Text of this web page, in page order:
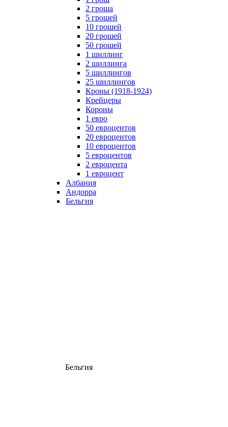
2 гроша
5 грошей
10 грошей
20 грошей
50 грошей
1 шиллинг
2 шиллинга
5 шиллингов
25 шиллингов
Кроны (1918-1924)
Крейцеры
Короны
1 евро
50 евроцентов
20 евроцентов
10 евроцентов
5 евроцентов
2 евроцента
1 евроцент
Албания
Андорра
Бельгия
Бельгия